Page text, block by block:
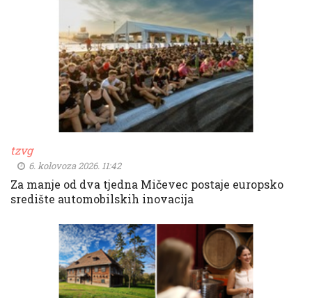
tzvg
6. kolovoza 2026. 11:42
Za manje od dva tjedna Mičevec postaje europsko
središte automobilskih inovacija